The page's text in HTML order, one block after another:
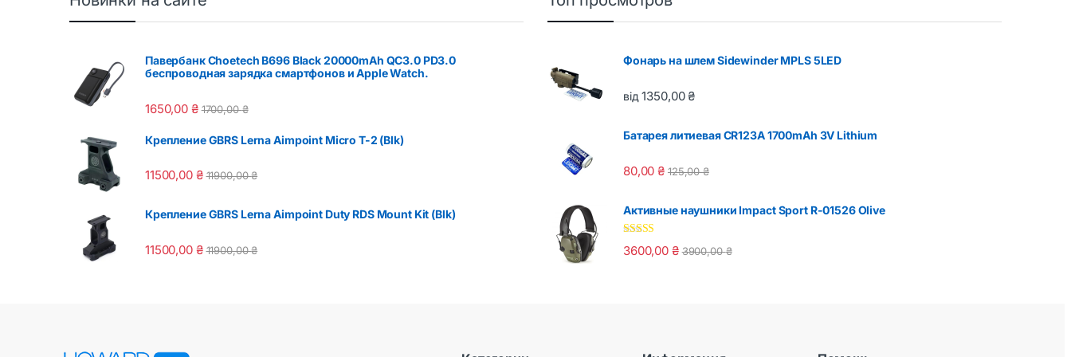
Павербанк Choetech B696 Black 20000mAh QC3.0 PD3.0
беспроводная зарядка смартфонов и Apple Watch.
1650,00 ₴ 1700,00₴
Крепление GBRS Lerna Aimpoint Micro T-2 (Blk)
11500,00 ₴ 11900,00₴
Крепление GBRS Lerna Aimpoint Duty RDS Mount Kit (Blk)
11500,00 ₴ 11900,00₴
Фонарь на шлем Sidewinder MPLS 5LED
від1350,00₴
Батарея литиевая CR123A 1700mAh 3V Lithium
80,00₴ 125,00₴
Активные наушники Impact Sport R-01526 Olive
Оценка5.00
из 5
3600,00 ₴ 3900,00₴